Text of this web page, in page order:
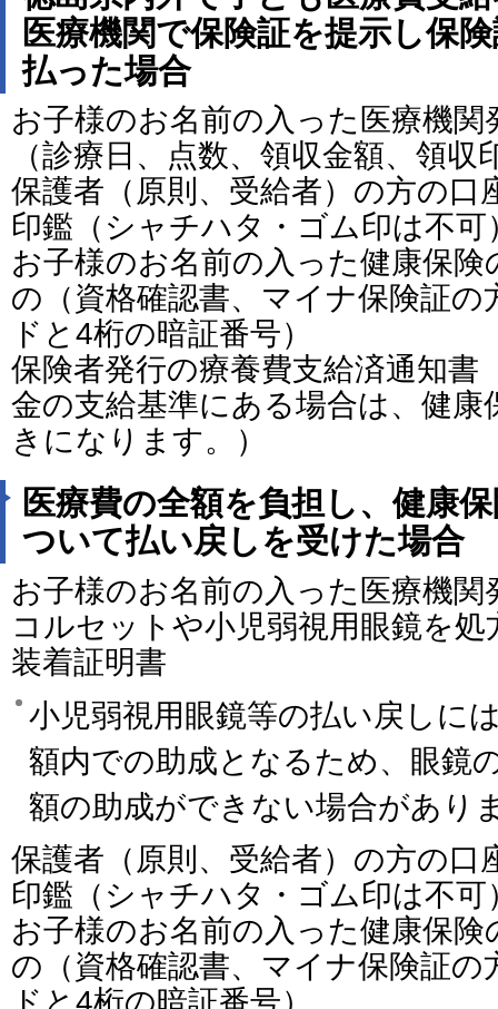
医療機関で保険証を提示し保
払った場合
お子様のお名前の入った医療機関
（診療日、点数、領収金額、領
保護者（原則、受給者）の方の口
印鑑（シャチハタ・ゴム印は不可
お子様のお名前の入った健康保
の（資格確認書、マイナ保険証
ドと4桁の暗証番号）
保険者発行の療養費支給済通知書
金の支給基準にある場合は、健康
きになります。）
医療費の全額を負担し、健康
ついて払い戻しを受けた場合
お子様のお名前の入った医療機関
コルセットや小児弱視用眼鏡を
装着証明書
小児弱視用眼鏡等の払い戻しに
額内での助成となるため、眼鏡
額の助成ができない場合があり
保護者（原則、受給者）の方の口
印鑑（シャチハタ・ゴム印は不可
お子様のお名前の入った健康保
の（資格確認書、マイナ保険証
ドと4桁の暗証番号）